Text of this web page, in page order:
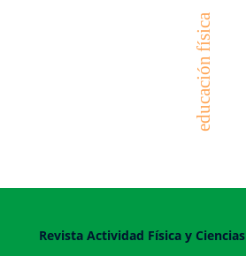
educación física
Revista Actividad Física y Ciencias